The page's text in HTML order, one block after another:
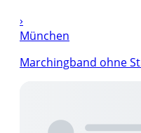
›
München
Marchingband ohne